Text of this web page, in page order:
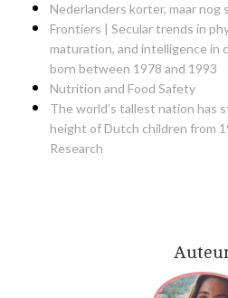
Nederlanders korter, maar nog
Frontiers | Secular trends in
maturation, and intelligence in
born between 1978 and 1993
Nutrition and Food Safety
The world’s tallest nation has
height of Dutch children from
Research